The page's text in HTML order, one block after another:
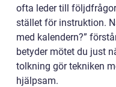
ofta leder till
stället för instruktion.
med kalendern?”
betyder mötet du just
tolkning gör tekniken
hjälpsam.